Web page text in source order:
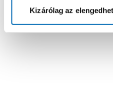
Kizárólag az